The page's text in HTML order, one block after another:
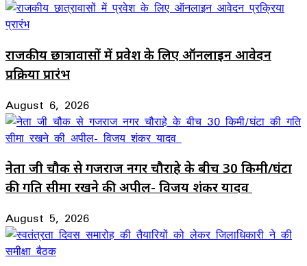
राजकीय छात्रावासों में प्रवेश के लिए ऑनलाइन आवेदन
प्रक्रिया प्रारंभ
August 6, 2026
नेता जी चौक से गजराज नगर चौराहे के बीच 30 किमी/घंटा
की गति सीमा रखने की अपील- विजय शंकर यादव
August 5, 2026